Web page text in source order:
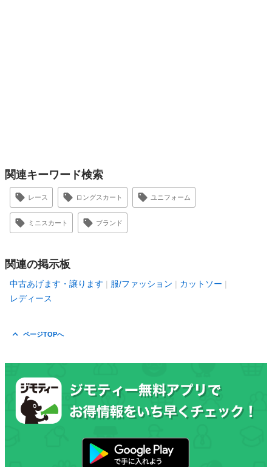
関連キーワード検索
レース ロングスカート ユニフォーム
ミニスカート ブランド
関連の掲示板
中古あげます・譲ります 服/ファッション
カットソー
レディース
ページTOPへ